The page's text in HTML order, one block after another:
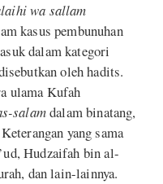
wa sallam
kasus pembunuhan
dalam kategori
oleh hadits.
ulama Kufah
salamdalam binatang,
yang sama
Hudzaifah bin al-
dan lain-lainnya.